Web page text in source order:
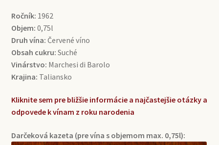
Ročník: 1962
Objem: 0,75l
Druh vína: Červené víno
Obsah cukru: Suché
Vinárstvo: Marchesi di Barolo
Krajina: Taliansko
Kliknite sem pre bližšie informácie a najčastejšie otázky a
odpovede k vínam z roku narodenia
Darčeková kazeta (pre vína s objemom max. 0,75l):